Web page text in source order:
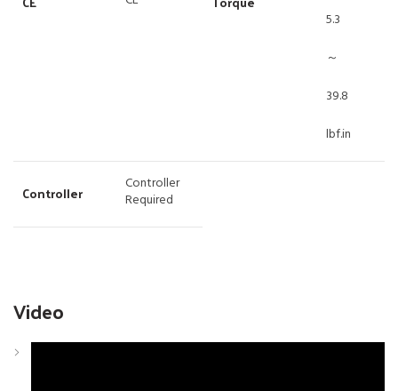
5.3
～
39.8
lbf.in
Controller
Controller
Required
Video